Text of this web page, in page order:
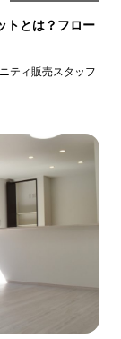
トとは？フロー
ティ販売スタッフ